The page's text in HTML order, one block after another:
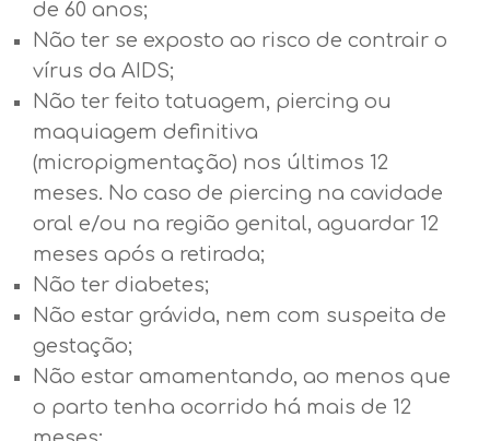
de 60 anos;
Não ter se exposto ao risco de contrair o
vírus da AIDS;
Não ter feito tatuagem, piercing ou
maquiagem definitiva
(micropigmentação) nos últimos 12
meses. No caso de piercing na cavidade
oral e/ou na região genital, aguardar 12
meses após a retirada;
Não ter diabetes;
Não estar grávida, nem com suspeita de
gestação;
Não estar amamentando, ao menos que
o parto tenha ocorrido há mais de 12